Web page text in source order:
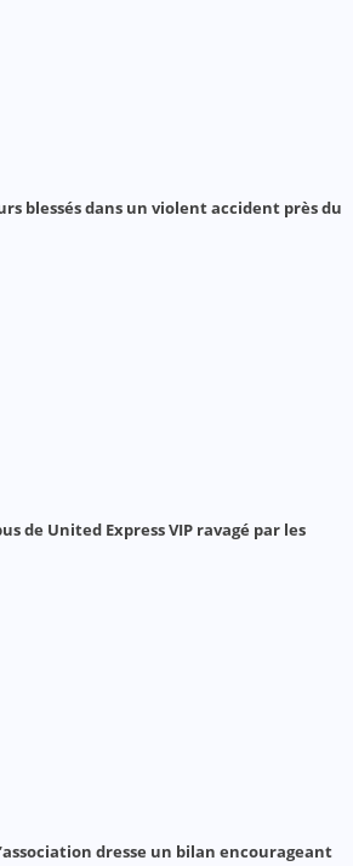
blessés dans un violent accident près du
de United Express VIP ravagé par les
dresse un bilan encourageant